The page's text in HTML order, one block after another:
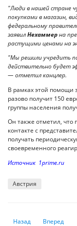
"Люди в нашей стране
покупками в магазин,
федеральному
заявилНехаммерна
растущими ценами на
"Мы решили учредить
действительно будет
— отметил канцлер.
В рамках этой помощи
разово получит 150
группы населения
Он также отметил, что
контакте с
получать
своевременного
Источник 1prime.ru
Австрия
Предыдущий:
Назад Вперед